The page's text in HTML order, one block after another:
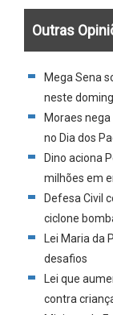
Outras
Mega Sena
neste
Moraes
no Dia dos
Dino aciona
milhões em
Defesa Civil
ciclone
Lei Maria
desafios
Lei que
contra